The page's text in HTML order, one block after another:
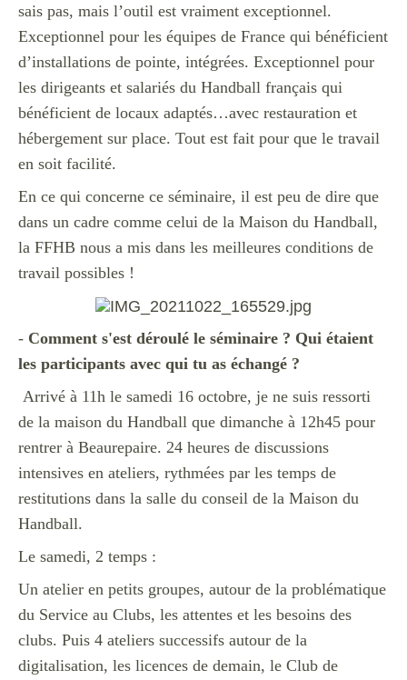
sais pas, mais l’outil est vraiment exceptionnel.
Exceptionnel pour les équipes de France qui bénéficient
d’installations de pointe, intégrées. Exceptionnel pour
les dirigeants et salariés du Handball français qui
bénéficient de locaux adaptés…avec restauration et
hébergement sur place. Tout est fait pour que le travail
en soit facilité.
En ce qui concerne ce séminaire, il est peu de dire que
dans un cadre comme celui de la Maison du Handball,
la FFHB nous a mis dans les meilleures conditions de
travail possibles !
- Comment s'est déroulé le séminaire ? Qui étaient
les participants avec qui tu as échangé ?
Arrivé à 11h le samedi 16 octobre, je ne suis ressorti
de la maison du Handball que dimanche à 12h45 pour
rentrer à Beaurepaire. 24 heures de discussions
intensives en ateliers, rythmées par les temps de
restitutions dans la salle du conseil de la Maison du
Handball.
Le samedi, 2 temps :
Un atelier en petits groupes, autour de la problématique
du Service au Clubs, les attentes et les besoins des
clubs. Puis 4 ateliers successifs autour de la
digitalisation, les licences de demain, le Club de